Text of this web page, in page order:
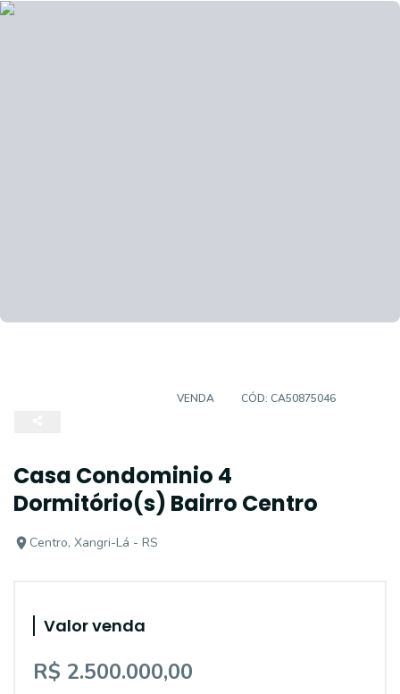
VENDA CÓD: CA50875046
Casa Condominio 4
Dormitório(s) Bairro Centro
Centro, Xangri-Lá - RS
Valor venda
R$ 2.500.000,00